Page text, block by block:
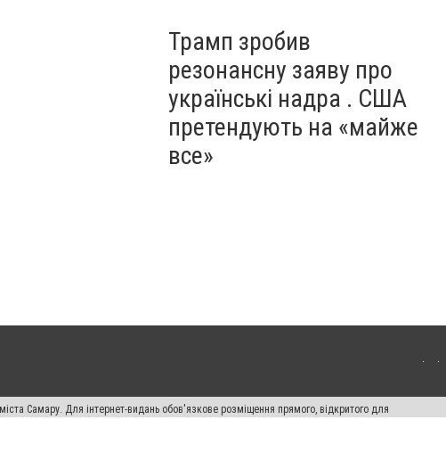
Трамп зробив
резонансну заяву про
українські надра . США
претендують на «майже
все»
Самару. Для інтернет-видань обов'язкове розміщення прямого, відкритого для